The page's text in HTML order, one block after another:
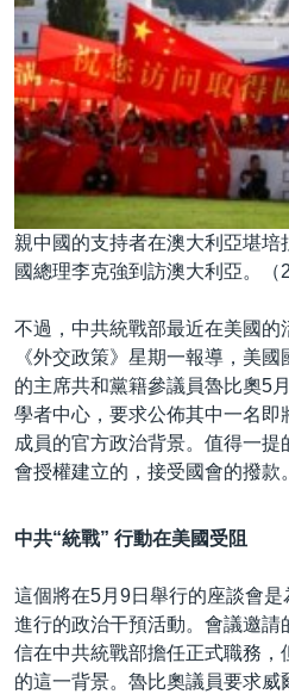
親中國的支持者在澳大利亞堪培
國總理李克強到訪澳大利亞。（
不過，中共統戰部最近在美國
《外交政策》星期一報導，美
的主席共和黨籍參議員魯比奧5
學者中心，要求公佈其中一名即
成員的官方政治背景。值得一提
會授權建立的，接受國會的撥款。
中共“統戰” 行動在美國受阻
這個將在5月9日舉行的座談會
進行的政治干預活動。會議邀請
信在中共統戰部擔任正式職務
的這一背景。魯比奧議員要求